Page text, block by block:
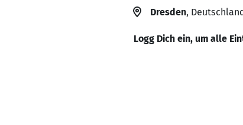
Dresden,
Logg Dich ein, um alle